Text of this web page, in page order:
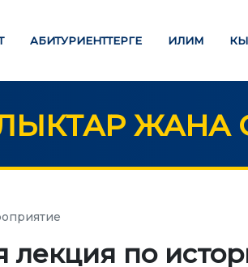
АБИТУРИЕНТТЕРГЕ ИЛИМ
credit_cardТӨЛӨӨ БАРАКЧАСЫ
ЖАНА
лекция по